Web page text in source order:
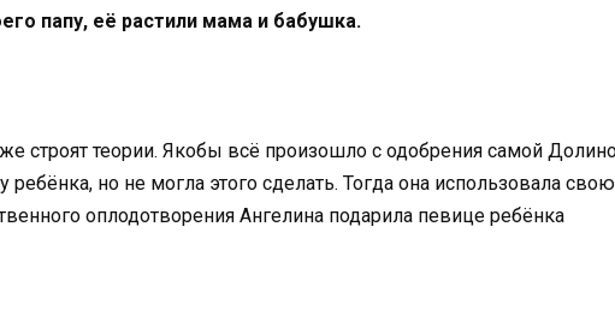
папу, её растили мама и бабушка.
строят теории. Якобы всё произошло с одобрения самой
ребёнка, но не могла этого сделать. Тогда она использовала свою
оплодотворения Ангелина подарила певице ребёнка